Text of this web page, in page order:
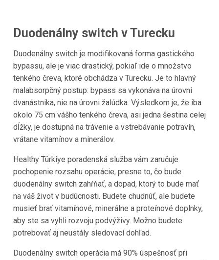
Duodenálny switch v Turecku
Duodenálny switch je modifikovaná forma gastického
bypassu, ale je viac drastický, pokiaľ ide o množstvo
tenkého čreva, ktoré obchádza v Turecku. Je to hlavný
malabsorpčný postup: bypass sa vykonáva na úrovni
dvanástnika, nie na úrovni žalúdka. Výsledkom je, že iba
okolo 75 cm vášho tenkého čreva, asi jedna šestina celej
dĺžky, je dostupná na trávenie a vstrebávanie potravín,
vrátane vitamínov a minerálov.
Healthy Türkiye poradenská služba vám zaručuje
pochopenie rozsahu operácie, presne to, čo bude
duodenálny switch zahŕňať, a dopad, ktorý to bude mať
na váš život v budúcnosti. Budete chudnúť, ale budete
musieť brať vitamínové, minerálne a proteínové doplnky,
aby ste sa vyhli rozvoju podvýživy. Možno budete
potrebovať aj neustály sledovací dohľad.
Duodenálny switch operácia má 90% úspešnosť pri